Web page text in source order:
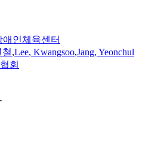
인체육센터
철,Lee, Kwangsoo,Jang, Yeonchul
회